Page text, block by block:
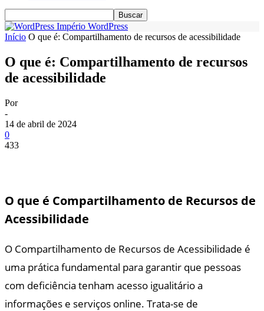
Império WordPress
Início O que é: Compartilhamento de recursos de acessibilidade
O que é: Compartilhamento de recursos
de acessibilidade
Por
-
14 de abril de 2024
0
433
O que é Compartilhamento de Recursos de
Acessibilidade
O Compartilhamento de Recursos de Acessibilidade é
uma prática fundamental para garantir que pessoas
com deficiência tenham acesso igualitário a
informações e serviços online. Trata-se de